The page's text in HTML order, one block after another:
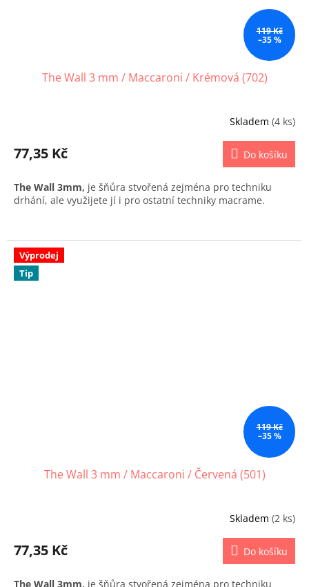
119 Kč
–35 %
The Wall 3 mm / Maccaroni / Krémová (702)
Skladem (4 ks)
77,35 Kč Do košíku
The Wall 3mm, je šňůra stvořená zejména pro techniku
drhání, ale využijete jí i pro ostatní techniky macrame.
Výprodej
Tip
119 Kč
–35 %
The Wall 3 mm / Maccaroni / Červená (501)
Skladem (2 ks)
77,35 Kč Do košíku
The Wall 3mm, je šňůra stvořená zejména pro techniku